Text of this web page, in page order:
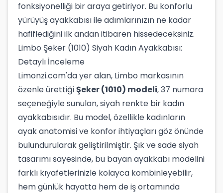
fonksiyonelliği bir araya getiriyor. Bu konforlu
yürüyüş ayakkabısı ile adımlarınızın ne kadar
hafiflediğini ilk andan itibaren hissedeceksiniz.
Limbo Şeker (1010) Siyah Kadın Ayakkabısı:
Detaylı İnceleme
Limonzi.com'da yer alan, Limbo markasının
özenle ürettiğiŞeker (1010) modeli, 37 numara
seçeneğiyle sunulan, siyah renkte bir kadın
ayakkabısıdır. Bu model, özellikle kadınların
ayak anatomisi ve konfor ihtiyaçları göz önünde
bulundurularak geliştirilmiştir. Şık ve sade siyah
tasarımı sayesinde, bu bayan ayakkabı modelini
farklı kıyafetlerinizle kolayca kombinleyebilir,
hem günlük hayatta hem de iş ortamında